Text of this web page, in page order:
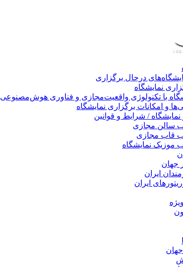
درحال برگزاری
نمایشگاه
با تکنولوژی واقعیت‌مجازی و فناوری هوش‌مصنوعی
و امکانات برگزاری نمایشگاه
نمایشگاه / شرایط و قوانین
سالن مجازی
قاب مجازی
موزیک نمایشگاه
جهان
ایران
ایران